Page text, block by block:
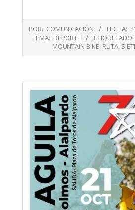
10-
POR: COMUNICACIÓN FECHA:
TEMA: DEPORTE ETIQUETADO:
MOUNTAIN BIKE, RUTA,